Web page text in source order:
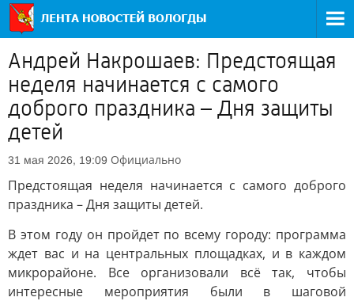
Андрей Накрошаев: Предстоящая
неделя начинается с самого
доброго праздника – Дня защиты
детей
31 мая 2026, 19:09 Официально
Предстоящая неделя начинается с самого доброго
праздника – Дня защиты детей.
В этом году он пройдет по всему городу: программа
ждет вас и на центральных площадках, и в каждом
микрорайоне. Все организовали всё так, чтобы
интересные мероприятия были в шаговой